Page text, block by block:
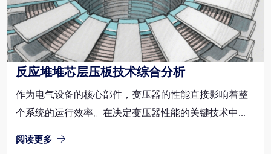
反应堆堆芯层压板技术综合分析
作为电气设备的核心部件，变压器的性能直接影响着整
个系统的运行效率。在决定变压器性能的关键技术中...
阅读更多